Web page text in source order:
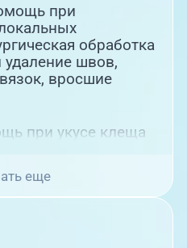
при
обработка
швов,
вросшие
при укусе клеща
еще